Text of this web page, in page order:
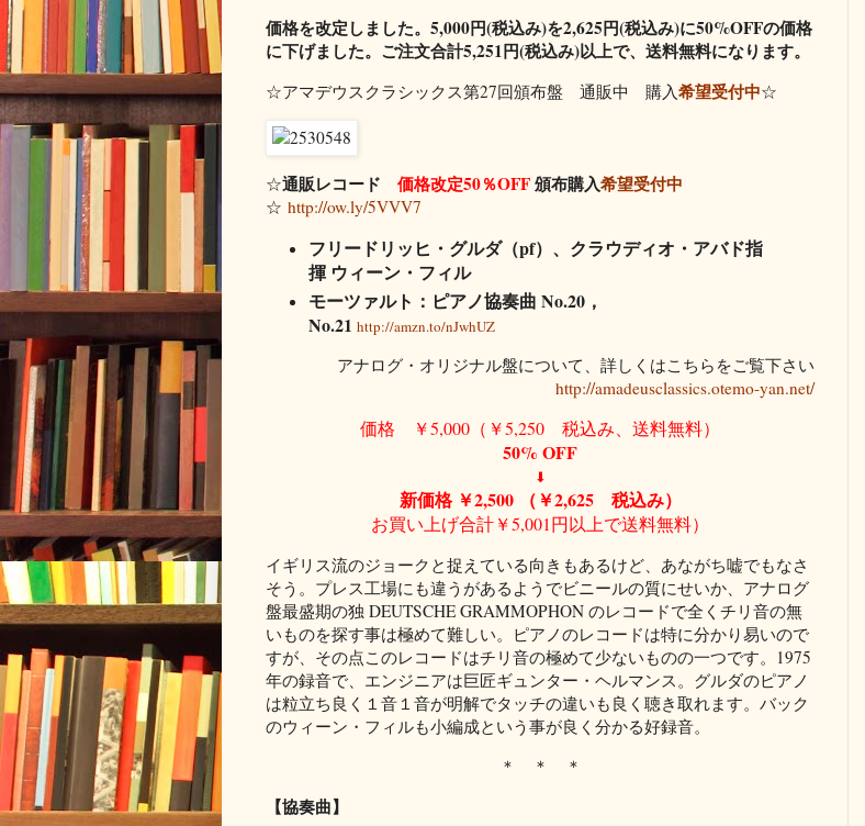
価格を改定しました。5,000円(税込み)を2,625円(税込み)に50%OFFの価格
に下げました。ご注文合計5,251円(税込み)以上で、送料無料になります。
☆アマデウスクラシックス第27回頒布盤 通販中 購入希望受付中☆
☆通販レコード 価格改定50％OFF頒布購入希望受付中
☆ http://ow.ly/5VVV7
フリードリッヒ・グルダ（pf）、クラウディオ・アバド指
揮 ウィーン・フィル
モーツァルト：ピアノ協奏曲 No.20，
No.21 http://amzn.to/nJwhUZ
アナログ・オリジナル盤について、詳しくはこちらをご覧下さい
http://amadeusclassics.otemo-yan.net/
価格 ￥5,000（￥5,250 税込み、送料無料）
50% OFF
⬇
新価格 ￥2,500 （￥2,625 税込み）
お買い上げ合計￥5,001円以上で送料無料）
イギリス流のジョークと捉えている向きもあるけど、あながち嘘でもなさ
そう。プレス工場にも違うがあるようでビニールの質にせいか、アナログ
盤最盛期の独 DEUTSCHE GRAMMOPHON のレコードで全くチリ音の無
いものを探す事は極めて難しい。ピアノのレコードは特に分かり易いので
すが、その点このレコードはチリ音の極めて少ないものの一つです。1975
年の録音で、エンジニアは巨匠ギュンター・ヘルマンス。グルダのピアノ
は粒立ち良く１音１音が明解でタッチの違いも良く聴き取れます。バック
のウィーン・フィルも小編成という事が良く分かる好録音。
＊ ＊ ＊
【協奏曲】